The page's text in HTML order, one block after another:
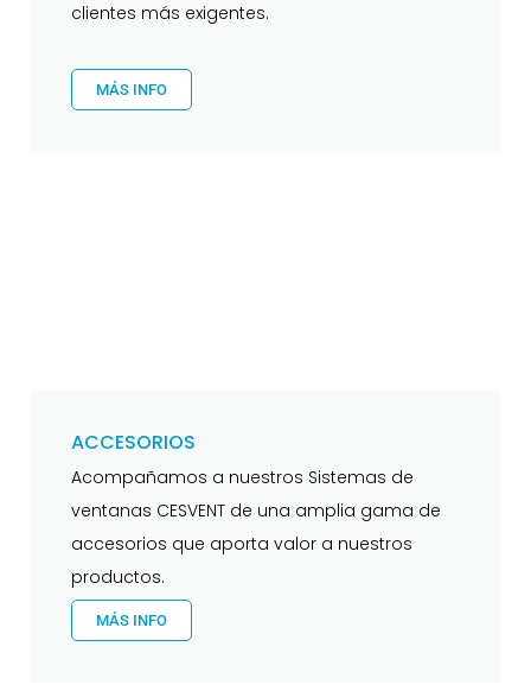
clientes más exigentes.
MÁS INFO
ACCESORIOS
Acompañamos a nuestros Sistemas de
ventanas CESVENT de una amplia gama de
accesorios que aporta valor a nuestros
productos.
MÁS INFO